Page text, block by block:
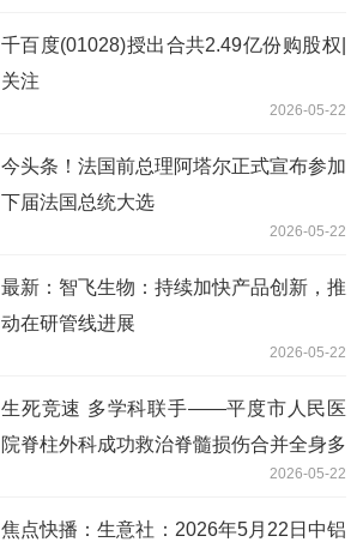
千百度(01028)授出合共2.49亿份购股权|
关注
2026-05-22
今头条！法国前总理阿塔尔正式宣布参加
下届法国总统大选
2026-05-22
最新：智飞生物：持续加快产品创新，推
动在研管线进展
2026-05-22
生死竞速 多学科联手——平度市人民医
院脊柱外科成功救治脊髓损伤合并全身多
2026-05-22
焦点快播：生意社：2026年5月22日中铝